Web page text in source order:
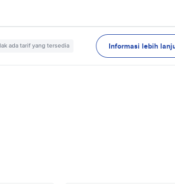
ada tarif yang tersedia Informasi lebih